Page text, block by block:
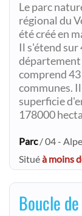
Le parc
régional du
été créé en
Il s'étend sur
département
comprend 43
communes.
superficie
178000
Parc/ 04 -
Situéà moins
Boucle